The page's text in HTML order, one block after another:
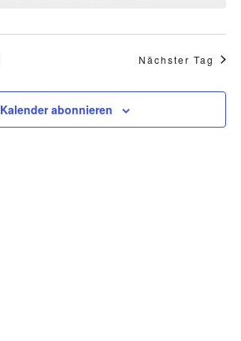
Nächster Tag
Kalender abonnieren